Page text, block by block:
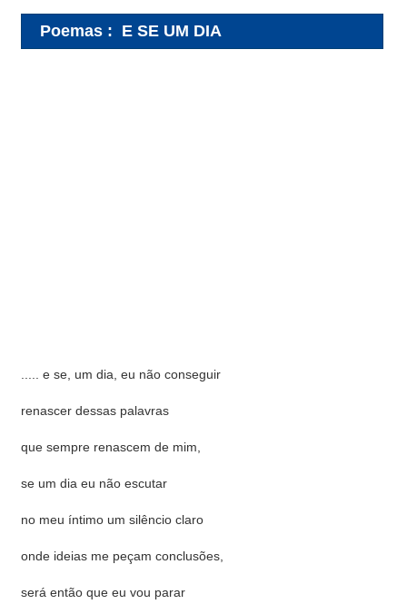
Poemas : E SE UM DIA
..... e se, um dia, eu não conseguir
renascer dessas palavras
que sempre renascem de mim,
se um dia eu não escutar
no meu íntimo um silêncio claro
onde ideias me peçam conclusões,
será então que eu vou parar